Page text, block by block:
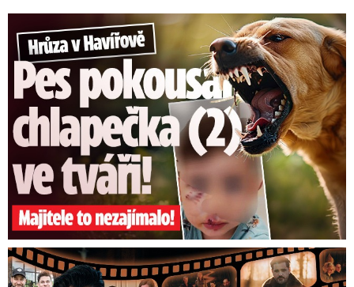
Hrůza v Havířově: Pes pokousal chlapečka (2) ve tváři!
Prima vytasila podzimní trumfy! Další Zrádci a žhavé novinky